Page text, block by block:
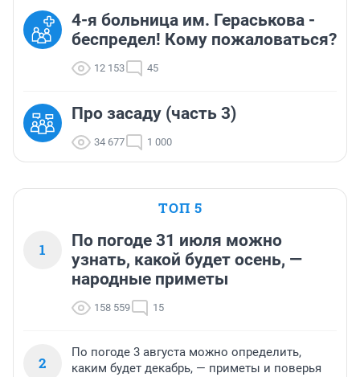
4-я больница им. Гераськова -
беспредел! Кому пожаловаться?
12 153 45
Про засаду (часть 3)
34 677 1 000
ТОП 5
1
По погоде 31 июля можно
узнать, какой будет осень, —
народные приметы
158 559 15
2
По погоде 3 августа можно определить,
каким будет декабрь, — приметы и поверья